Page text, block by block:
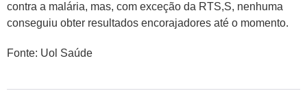
contra a malária, mas, com exceção da RTS,S, nenhuma
conseguiu obter resultados encorajadores até o momento.
Fonte: Uol Saúde